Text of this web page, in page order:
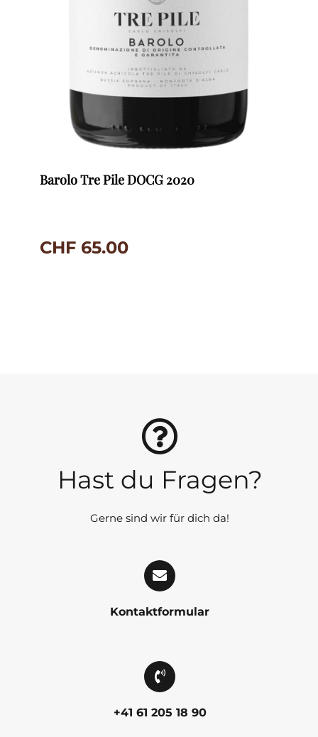
Barolo Tre Pile DOCG 2020
CHF 65.00
Hast du Fragen?
Gerne sind wir für dich da!
Kontaktformular
+41 61 205 18 90